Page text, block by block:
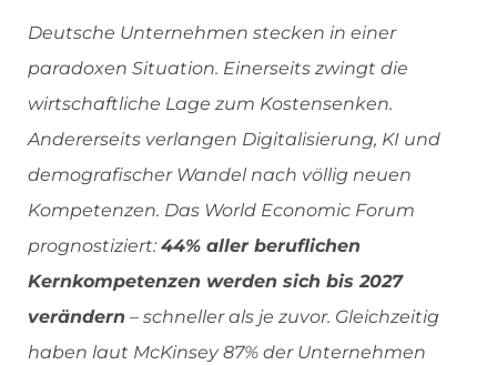
Deutsche Unternehmen stecken in einer
paradoxen Situation. Einerseits zwingt die
wirtschaftliche Lage zum Kostensenken.
Andererseits verlangen Digitalisierung, KI und
demografischer Wandel nach völlig neuen
Kompetenzen. Das World Economic Forum
prognostiziert: 44% aller beruflichen
Kernkompetenzen werden sich bis 2027
verändern – schneller als je zuvor. Gleichzeitig
haben laut McKinsey 87% der Unternehmen